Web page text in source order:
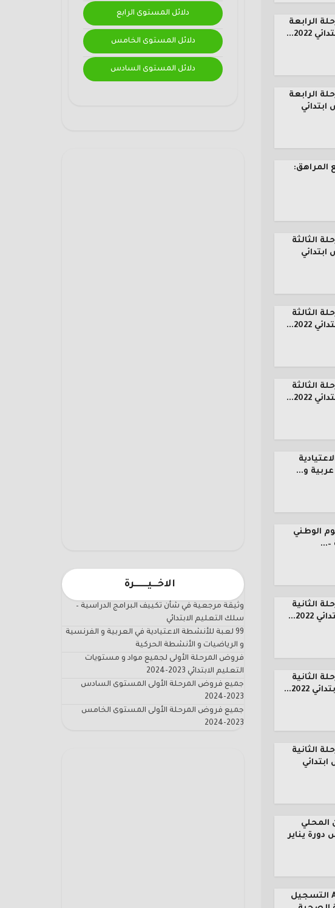
دلائل المستوى الرابع
دلائل المستوى الخامس
دلائل المستوى السادس
الاخـــيـــــــرة
وثيقة مرجعية في شأن تكييف البرامج الدراسية –
سلك التعليم الابتدائي
99 لعبة للأنشطة الاعتيادية في العربية و الفرنسية
و الرياضيات و الأنشطة الحركية
فروض المرحلة الأولى لجميع مواد و مستويات
التعليم الابتدائي 2023-2024
جميع فروض المرحلة الأولى المستوى السادس
2023-2024
جميع فروض المرحلة الأولى المستوى الخامس
2023-2024
الرابعة
2022...
الرابعة
المراهق:
الثالثة
الثالثة
2022...
الثالثة
2022...
عربية و...
الوطني
–...
الثانية
الثانية
2022...
الثانية
المحلي
يناير
Amotadamon.ma التسجيل